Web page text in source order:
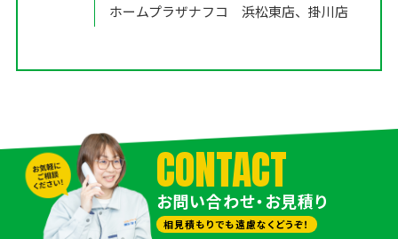
ホームプラザナフコ 浜松東店、掛川店
CONTACT
お問い合わせ・お見積り
相見積もりでも遠慮なくどうぞ！